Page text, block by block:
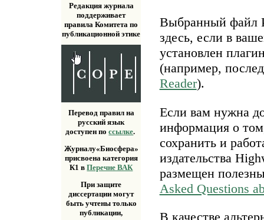
Редакция журнала
поддерживает
правила Комитета по
публикационной этике
Перевод правил на
русский язык
доступен поссылке.
Журналу«Биосфера»
присвоена категория
К1 вПеречне ВАК
При защите
диссертации могут
быть учтены только
публикации,
Выбранный файл
здесь, если в
установлен
(например,
Reader).
Если вам нужна
информация о
сохранить и
издательства
размещен
Asked Questions
В качестве